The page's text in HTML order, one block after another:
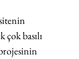
basılı